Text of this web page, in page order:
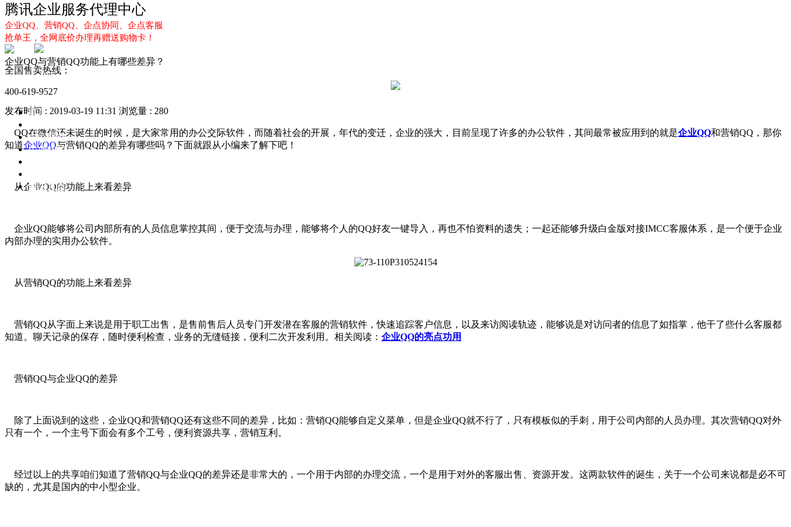
腾讯企业服务代理中心
企业QQ、营销QQ、企点协同、企点客服
抢单王，全网底价办理再赠送购物卡！
全国售卖热线：
400-619-9527
首页
企点服务
企业QQ2.0
解决方案
企业QQ与营销QQ功能上有哪些差异？
发布时间 : 2019-03-19 11:31 浏览量 : 280
QQ在微信还未诞生的时候，是大家常用的办公交际软件，而随着社会的开展，年代的变迁，企业的强大，目前呈现了许多的办公软件，其间最常被应用到的就是企业QQ和营销QQ，那你
知道企业QQ与营销QQ的差异有哪些吗？下面就跟从小编来了解下吧！
从企业QQ的功能上来看差异
企业QQ能够将公司内部所有的人员信息掌控其间，便于交流与办理，能够将个人的QQ好友一键导入，再也不怕资料的遗失；一起还能够升级白金版对接IMCC客服体系，是一个便于企业
内部办理的实用办公软件。
从营销QQ的功能上来看差异
营销QQ从字面上来说是用于职工出售，是售前售后人员专门开发潜在客服的营销软件，快速追踪客户信息，以及来访阅读轨迹，能够说是对访问者的信息了如指掌，他干了些什么客服都
知道。聊天记录的保存，随时便利检查，业务的无缝链接，便利二次开发利用。相关阅读： 企业QQ的亮点功用
营销QQ与企业QQ的差异
除了上面说到的这些，企业QQ和营销QQ还有这些不同的差异，比如：营销QQ能够自定义菜单，但是企业QQ就不行了，只有模板似的手刺，用于公司内部的人员办理。其次营销QQ对外
只有一个，一个主号下面会有多个工号，便利资源共享，营销互利。
经过以上的共享咱们知道了营销QQ与企业QQ的差异还是非常大的，一个用于内部的办理交流，一个是用于对外的客服出售、资源开发。这两款软件的诞生，关于一个公司来说都是必不可
缺的，尤其是国内的中小型企业。